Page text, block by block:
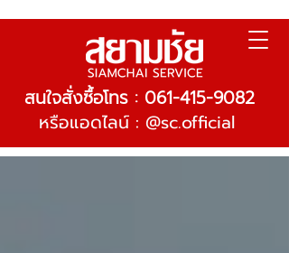
สนใจสั่งซื้อโทร : 061-415-9082
หรือแอดไลน์ : @sc.official